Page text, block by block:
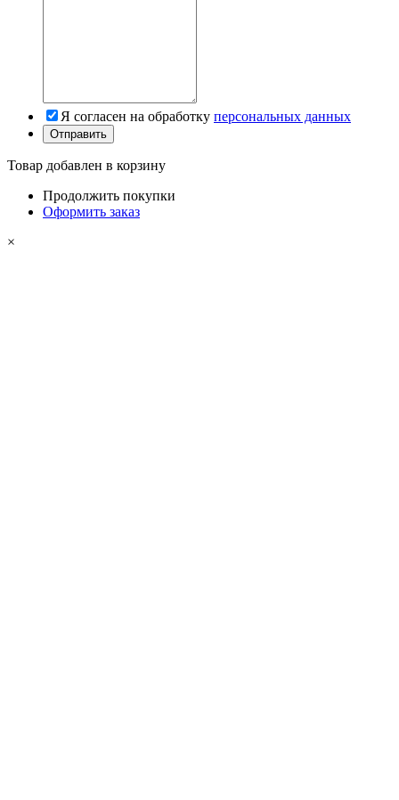
Я согласен на обработку персональных данных
Товар добавлен в корзину
Продолжить покупки
Оформить заказ
×